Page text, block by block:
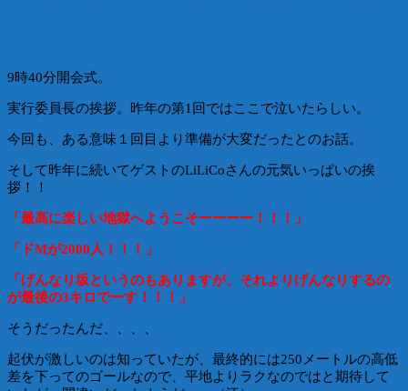
9時40分開会式。
実行委員長の挨拶。昨年の第1回ではここで泣いたらしい。
今回も、ある意味１回目より準備が大変だったとのお話。
そして昨年に続いてゲストのLiLiCoさんの元気いっぱいの挨
拶！！
「最高に楽しい地獄へようこそーーーー！！！」
「ドMが2000人！！！」
「げんなり坂というのもありますが、それよりげんなりするの
が最後の3キロでーす！！！」
そうだったんだ、、、、
起伏が激しいのは知っていたが、最終的には250メートルの高低
差を下ってのゴールなので、平地よりラクなのではと期待して